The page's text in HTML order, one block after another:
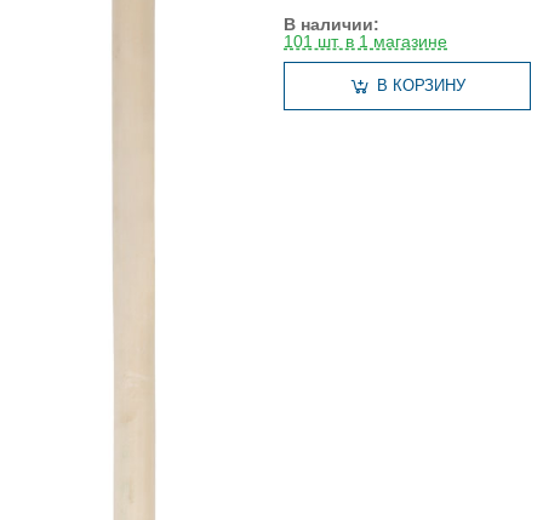
В наличии:
101 шт. в 1 магазине
В КОРЗИНУ